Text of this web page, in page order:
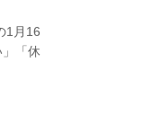
1月16
「休